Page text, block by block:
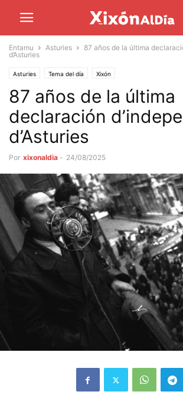
Entamu Asturies
87 años de la última
d’Asturies
Asturies Tema del día Xixón
87 años de la última
declaración
d’Asturies
Por xixonaldia - 24/08/2025